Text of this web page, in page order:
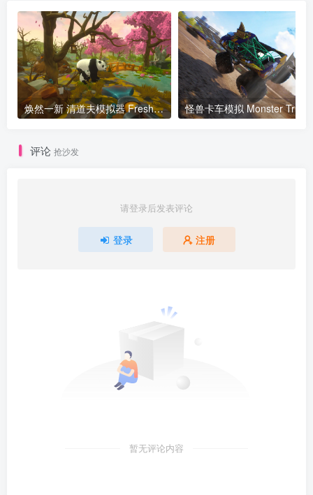
焕然一新 清道夫模拟器 Fresh Start Cleaning Simulator v0.1.K 978版 官方中文
评论 抢沙发
请登录后发表评论
登录 注册
暂无评论内容